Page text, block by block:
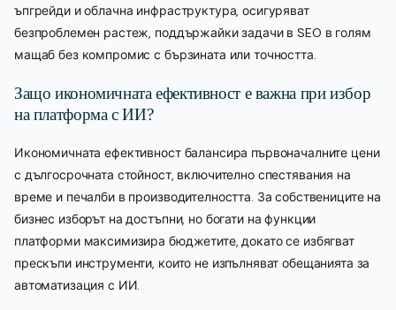
ъпгрейди и облачна инфраструктура, осигуряват
безпроблемен растеж, поддържайки задачи в SEO в голям
мащаб без компромис с бързината или точността.
Защо икономичната ефективност е важна при избор
на платформа с ИИ?
Икономичната ефективност балансира първоначалните цени
с дългосрочната стойност, включително спестявания на
време и печалби в производителността. За собствениците на
бизнес изборът на достъпни, но богати на функции
платформи максимизира бюджетите, докато се избягват
прескъпи инструменти, които не изпълняват обещанията за
автоматизация с ИИ.